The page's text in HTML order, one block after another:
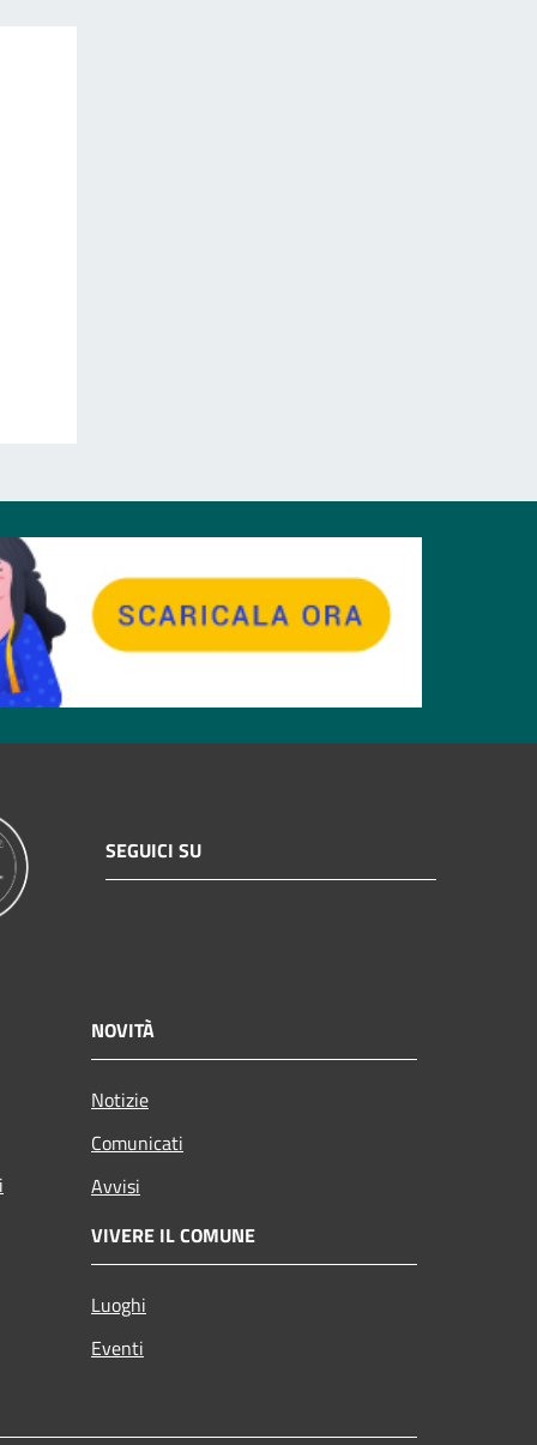
SEGUICI SU
NOVITÀ
Notizie
Comunicati
Avvisi
VIVERE IL COMUNE
Luoghi
Eventi